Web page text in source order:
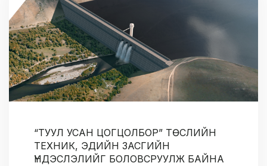
“ТУУЛ УСАН ЦОГЦОЛБОР” ТӨСЛИЙН
ТЕХНИК, ЭДИЙН ЗАСГИЙН
ҮНДЭСЛЭЛИЙГ БОЛОВСРУУЛЖ БАЙНА